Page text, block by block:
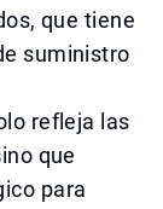
que tiene
suministro
refleja las
que
para